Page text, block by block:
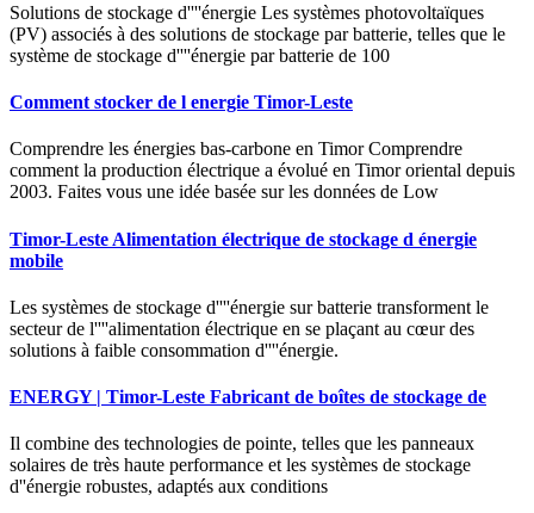
Solutions de stockage d''''énergie Les systèmes photovoltaïques
(PV) associés à des solutions de stockage par batterie, telles que le
système de stockage d''''énergie par batterie de 100
Comment stocker de l energie Timor-Leste
Comprendre les énergies bas-carbone en Timor Comprendre
comment la production électrique a évolué en Timor oriental depuis
2003. Faites vous une idée basée sur les données de Low
Timor-Leste Alimentation électrique de stockage d énergie
mobile
Les systèmes de stockage d''''énergie sur batterie transforment le
secteur de l''''alimentation électrique en se plaçant au cœur des
solutions à faible consommation d''''énergie.
ENERGY | Timor-Leste Fabricant de boîtes de stockage de
Il combine des technologies de pointe, telles que les panneaux
solaires de très haute performance et les systèmes de stockage
d''énergie robustes, adaptés aux conditions